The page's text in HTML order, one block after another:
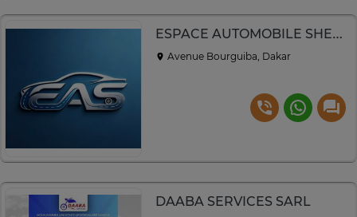
ESPACE AUTOMOBILE SHENCHIDA
Avenue Bourguiba, Dakar
DAABA SERVICES SARL